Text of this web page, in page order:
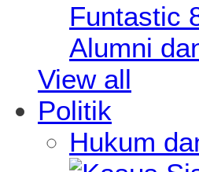
Funtastic
Alumni
View all
Politik
Hukum